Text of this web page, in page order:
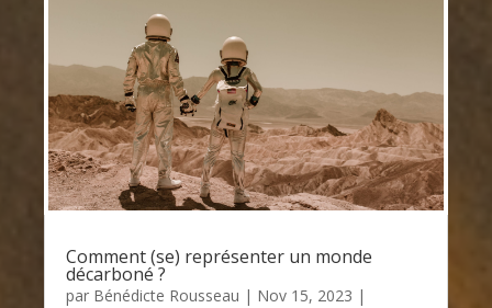
Comment (se) représenter un monde
décarboné ?
par Bénédicte Rousseau | Nov 15, 2023 |